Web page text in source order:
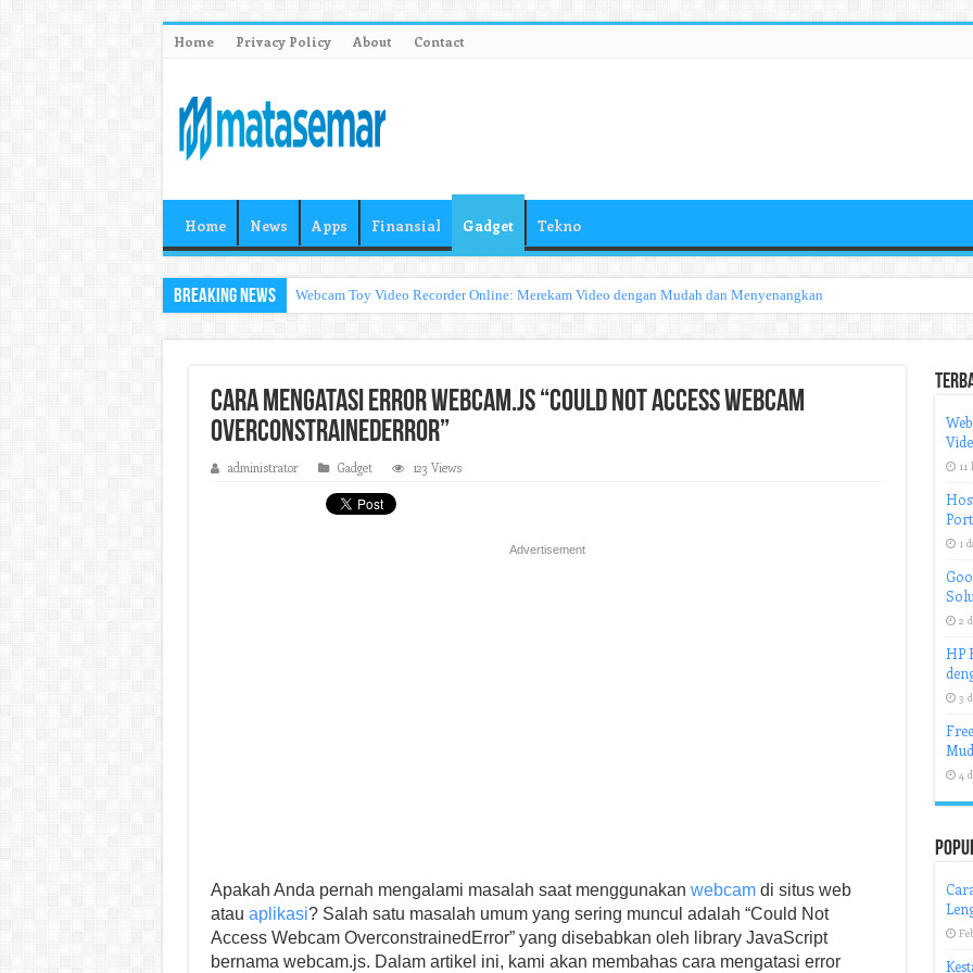
Home Privacy Policy About Contact
Home News Apps Finansial Gadget Tekno
Breaking News Webcam Toy Video Recorder Online: Merekam Video dengan Mudah dan Menyenangkan
Cara Mengatasi Error Webcam.js “Could Not Access Webcam
OverconstrainedError”
administrator Gadget 123 Views
Advertisement
Apakah Anda pernah mengalami masalah saat menggunakan webcamdi situs web
atau aplikasi? Salah satu masalah umum yang sering muncul adalah “Could Not
Access Webcam OverconstrainedError” yang disebabkan oleh library JavaScript
bernama webcam.js. Dalam artikel ini, kami akan membahas cara mengatasi error
1
2
HP
3
4